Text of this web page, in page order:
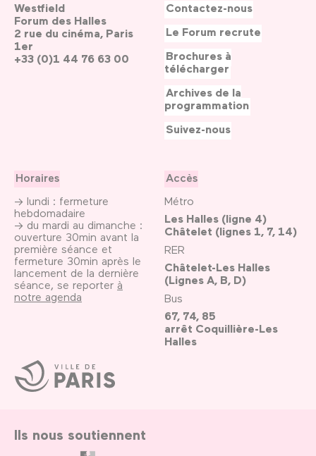
Ville
de
Paris
Westfield
Forum des Halles
2 rue du cinéma, Paris
1er
+33 (0)1 44 76 63 00
Horaires
→ lundi : fermeture
hebdomadaire
→ du mardi au dimanche :
ouverture 30min avant la
première séance et
fermeture 30min après le
lancement de la dernière
séance, se reporter à
notre agenda
Accès
Métro
Les Halles (ligne 4)
Châtelet (lignes 1, 7, 14)
RER
Châtelet-Les Halles
(Lignes A, B, D)
Bus
67, 74, 85
arrêt Coquillière-Les
Halles
Contactez-nous
Le Forum recrute
Brochures à
télécharger
Archives de la
programmation
Suivez-nous
Ils nous soutiennent